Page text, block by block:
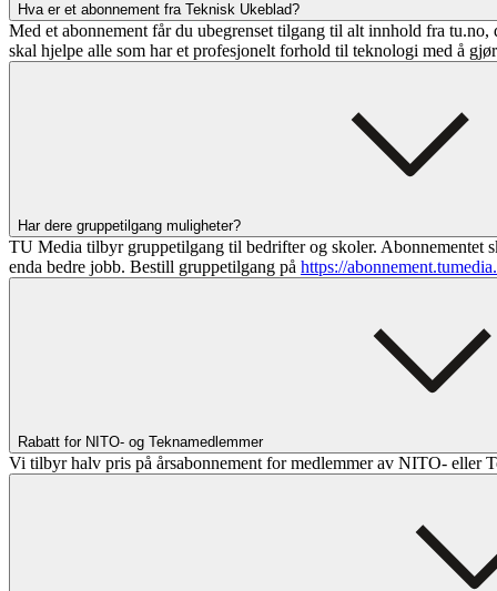
Hva er et abonnement fra Teknisk Ukeblad?
Med et abonnement får du ubegrenset tilgang til alt innhold fra
skal hjelpe alle som har et profesjonelt forhold til teknologi med å
Har dere gruppetilgang muligheter?
TU Media tilbyr gruppetilgang til bedrifter og skoler. Abonnementet
enda bedre jobb. Bestill gruppetilgang på https://
Rabatt for NITO- og Teknamedlemmer
Vi tilbyr halv pris på årsabonnement for medlemmer av NITO- eller